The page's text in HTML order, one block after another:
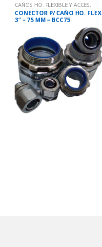
CAÑOS HO. FLEXIBLE Y ACCES.
CONECTOR P/ CAÑO HO. FLEX
3″ – 75 MM – BCC75